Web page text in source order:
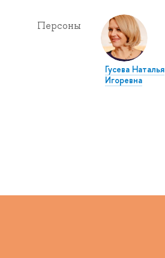
Персоны
Гусева Наталья
Игоревна